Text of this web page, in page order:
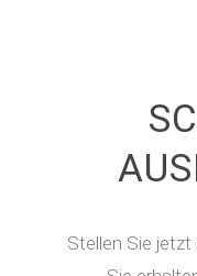
Stellen Sie